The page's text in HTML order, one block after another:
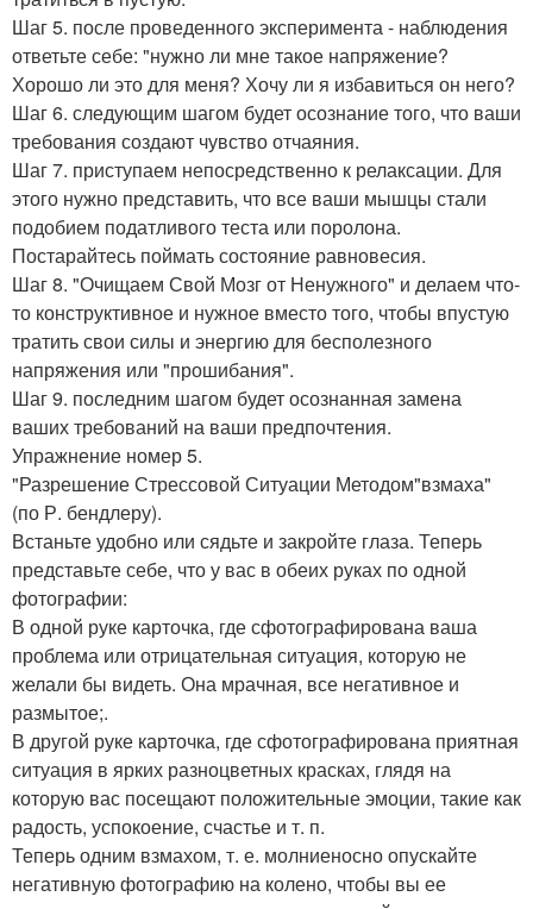
Шаг 5. после проведенного эксперимента - наблюдения
ответьте себе: "нужно ли мне такое напряжение?
Хорошо ли это для меня? Хочу ли я избавиться он него?
Шаг 6. следующим шагом будет осознание того, что ваши
требования создают чувство отчаяния.
Шаг 7. приступаем непосредственно к релаксации. Для
этого нужно представить, что все ваши мышцы стали
подобием податливого теста или поролона.
Постарайтесь поймать состояние равновесия.
Шаг 8. "Очищаем Свой Мозг от Ненужного" и делаем что-
то конструктивное и нужное вместо того, чтобы впустую
тратить свои силы и энергию для бесполезного
напряжения или "прошибания".
Шаг 9. последним шагом будет осознанная замена
ваших требований на ваши предпочтения.
Упражнение номер 5.
"Разрешение Стрессовой Ситуации Методом"взмаха"
(по Р. бендлеру).
Встаньте удобно или сядьте и закройте глаза. Теперь
представьте себе, что у вас в обеих руках по одной
фотографии:
В одной руке карточка, где сфотографирована ваша
проблема или отрицательная ситуация, которую не
желали бы видеть. Она мрачная, все негативное и
размытое;.
В другой руке карточка, где сфотографирована приятная
ситуация в ярких разноцветных красках, глядя на
которую вас посещают положительные эмоции, такие как
радость, успокоение, счастье и т. п.
Теперь одним взмахом, т. е. молниеносно опускайте
негативную фотографию на колено, чтобы вы ее